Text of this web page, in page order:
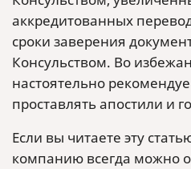
аккредитованных
сроки заверения
Консульством. Во
настоятельно
проставлять апостили и
Если вы читаете эту
компанию всегда можно